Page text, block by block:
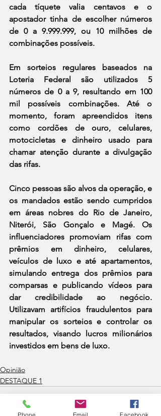
cada tíquete valia centavos e o
apostador tinha de escolher números
de 0 a 9.999.999, ou 10 milhões de
combinações possíveis.
Em sorteios regulares baseados na
Loteria Federal são utilizados 5
números de 0 a 9, resultando em 100
mil possíveis combinações. Até o
momento, foram apreendidos itens
como cordões de ouro, celulares,
motocicletas e dinheiro usado para
chamar atenção durante a divulgação
das rifas.
Cinco pessoas são alvos da operação, e
os mandados estão sendo cumpridos
em áreas nobres do Rio de Janeiro,
Niterói, São Gonçalo e Magé. Os
influenciadores promoviam rifas com
prêmios em dinheiro, celulares,
veículos de luxo e até apartamentos,
simulando entrega dos prêmios para
comparsas e publicando vídeos para
dar credibilidade ao negócio.
Utilizavam artifícios fraudulentos para
manipular os sorteios e controlar os
resultados, visando lucros milionários
investidos em bens de luxo.
Opinião
DESTAQUE 1
Phone Email Facebook